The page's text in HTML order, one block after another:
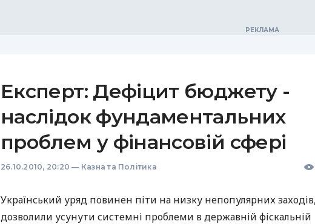
Експерт: Дефіцит бюджету -
наслідок фундаментальних
проблем у фінансовій сфері
26.10.2010, 20:20 — Казна та Політика
Український уряд повинен піти на низку непопулярних заходів,
дозволили усунути системні проблеми в державній фіскальній